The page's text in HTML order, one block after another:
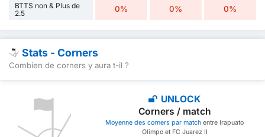
BTTS non & Plus de
2.5
0% 0% 0%
Stats - Corners
Combien de corners y aura t-il ?
UNLOCK
Corners / match
Moyenne des corners par match entre Irapuato
Olimpo et FC Juarez II